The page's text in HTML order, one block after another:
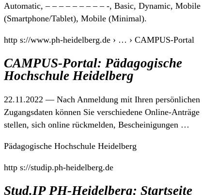
Automatic, – – – – – – – – – -, Basic, Dynamic, Mobile
(Smartphone/Tablet), Mobile (Minimal).
http s://www.ph-heidelberg.de › … › CAMPUS-Portal
CAMPUS-Portal: Pädagogische
Hochschule Heidelberg
22.11.2022 — Nach Anmeldung mit Ihren persönlichen
Zugangsdaten können Sie verschiedene Online-Anträge
stellen, sich online rückmelden, Bescheinigungen …
Pädagogische Hochschule Heidelberg
http s://studip.ph-heidelberg.de
Stud.IP PH-Heidelberg: Startseite